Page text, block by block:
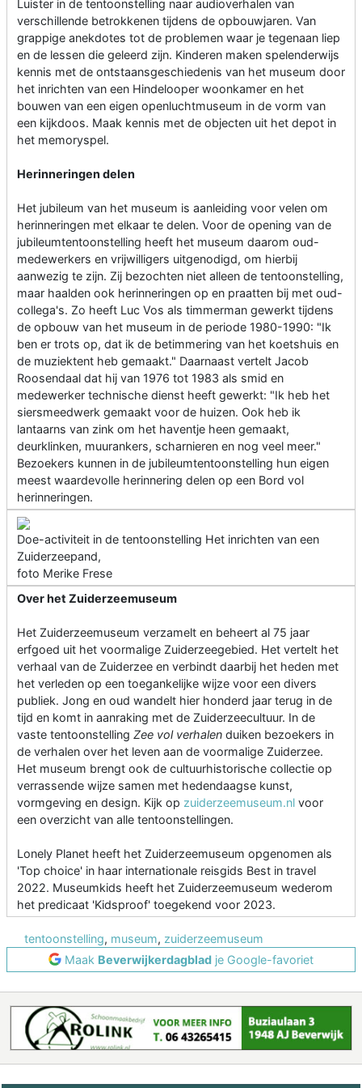
Luister in de tentoonstelling naar audioverhalen van
verschillende betrokkenen tijdens de opbouwjaren. Van
grappige anekdotes tot de problemen waar je tegenaan liep
en de lessen die geleerd zijn. Kinderen maken spelenderwijs
kennis met de ontstaansgeschiedenis van het museum door
het inrichten van een Hindelooper woonkamer en het
bouwen van een eigen openluchtmuseum in de vorm van
een kijkdoos. Maak kennis met de objecten uit het depot in
het memoryspel.
Herinneringen delen
Het jubileum van het museum is aanleiding voor velen om
herinneringen met elkaar te delen. Voor de opening van de
jubileumtentoonstelling heeft het museum daarom oud-
medewerkers en vrijwilligers uitgenodigd, om hierbij
aanwezig te zijn. Zij bezochten niet alleen de tentoonstelling,
maar haalden ook herinneringen op en praatten bij met oud-
collega's. Zo heeft Luc Vos als timmerman gewerkt tijdens
de opbouw van het museum in de periode 1980-1990: "Ik
ben er trots op, dat ik de betimmering van het koetshuis en
de muziektent heb gemaakt." Daarnaast vertelt Jacob
Roosendaal dat hij van 1976 tot 1983 als smid en
medewerker technische dienst heeft gewerkt: "Ik heb het
siersmeedwerk gemaakt voor de huizen. Ook heb ik
lantaarns van zink om het haventje heen gemaakt,
deurklinken, muurankers, scharnieren en nog veel meer."
Bezoekers kunnen in de jubileumtentoonstelling hun eigen
meest waardevolle herinnering delen op een Bord vol
herinneringen.
Doe-activiteit in de tentoonstelling Het inrichten van een
Zuiderzeepand,
foto Merike Frese
Over het Zuiderzeemuseum
Het Zuiderzeemuseum verzamelt en beheert al 75 jaar
erfgoed uit het voormalige Zuiderzeegebied. Het vertelt het
verhaal van de Zuiderzee en verbindt daarbij het heden met
het verleden op een toegankelijke wijze voor een divers
publiek. Jong en oud wandelt hier honderd jaar terug in de
tijd en komt in aanraking met de Zuiderzeecultuur. In de
vaste tentoonstelling Zee vol verhalen duiken bezoekers in
de verhalen over het leven aan de voormalige Zuiderzee.
Het museum brengt ook de cultuurhistorische collectie op
verrassende wijze samen met hedendaagse kunst,
vormgeving en design. Kijk op zuiderzeemuseum.nl voor
een overzicht van alle tentoonstellingen.
Lonely Planet heeft het Zuiderzeemuseum opgenomen als
'Top choice' in haar internationale reisgids Best in travel
2022. Museumkids heeft het Zuiderzeemuseum wederom
het predicaat 'Kidsproof' toegekend voor 2023.
tentoonstelling, museum, zuiderzeemuseum
Maak Beverwijkerdagblad je Google-favoriet